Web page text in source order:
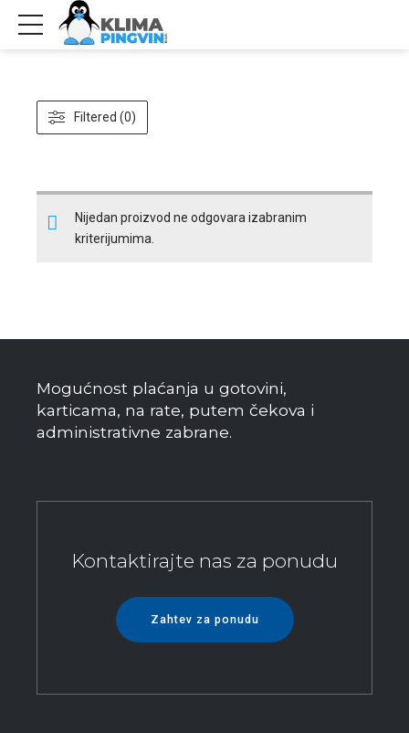
Nijedan proizvod ne odgovara izabranim
kriterijumima.
Filtered (0)
Mogućnost plaćanja u gotovini,
karticama, na rate, putem čekova i
administrativne zabrane.
Kontaktirajte nas za ponudu
Zahtev za ponudu